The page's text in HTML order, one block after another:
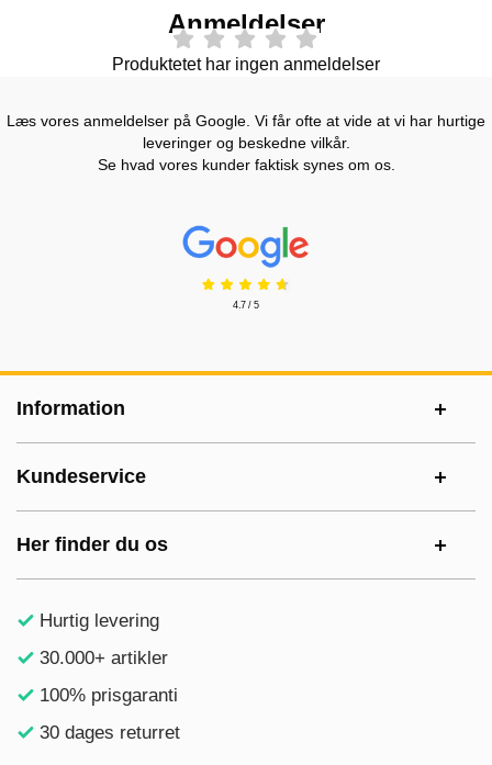
Anmeldelser
Produktetet har ingen anmeldelser
Læs vores anmeldelser på Google. Vi får ofte at vide at vi har hurtige
leveringer og beskedne vilkår.
Se hvad vores kunder faktisk synes om os.
Prisjakt Anmeldelser: 4.7 Stjerne
4.7 / 5
Information
Kundeservice
Her finder du os
Hurtig levering
30.000+ artikler
100% prisgaranti
30 dages returret